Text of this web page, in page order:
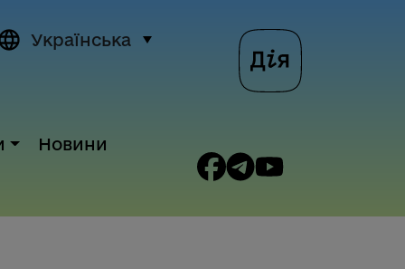
Українська
Новини